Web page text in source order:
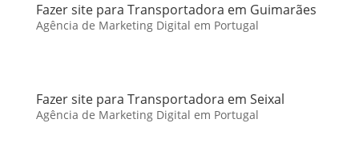
Fazer site para Transportadora em Guimarães
Agência de Marketing Digital em Portugal
Fazer site para Transportadora em Seixal
Agência de Marketing Digital em Portugal